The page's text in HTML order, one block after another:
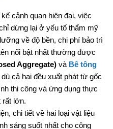
cảnh quan hiện đại, việc
dừng lại ở yếu tố thẩm mỹ
về độ bền, chi phí bảo trì
nổi bật nhất thường được
Aggregate) và Bê tông
cả hai đều xuất phát từ gốc
thi công và ứng dụng thực
rất lớn.
chi tiết về hai loại vật liệu
sáng suốt nhất cho công